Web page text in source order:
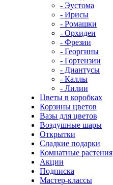
- Эустома
- Ирисы
- Ромашки
- Орхидеи
- Фрезии
- Георгины
- Гортензии
- Диантусы
- Каллы
- Лилии
Цветы в коробках
Корзины цветов
Вазы для цветов
Воздушные шары
Открытки
Сладкие подарки
Комнатные растения
Акции
Подписка
Мастер-классы